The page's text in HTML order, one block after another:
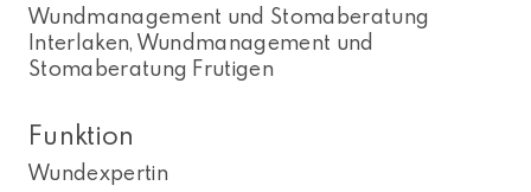
Wundmanagement und Stomaberatung
Interlaken, Wundmanagement und
Stomaberatung Frutigen
Funktion
Wundexpertin